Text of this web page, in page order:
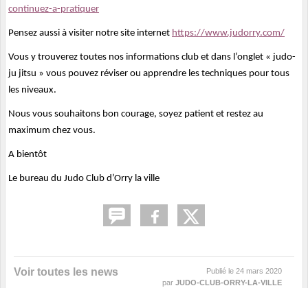
continuez-a-pratiquer
Pensez aussi à visiter notre site internet https://www.judorry.com/
Vous y trouverez toutes nos informations club et dans l’onglet « judo-
ju jitsu » vous pouvez réviser ou apprendre les techniques pour tous
les niveaux.
Nous vous souhaitons bon courage, soyez patient et restez au
maximum chez vous.
A bientôt
Le bureau du Judo Club d’Orry la ville
Voir toutes les news Publié le 24 mars 2020
par JUDO-CLUB-ORRY-LA-VILLE